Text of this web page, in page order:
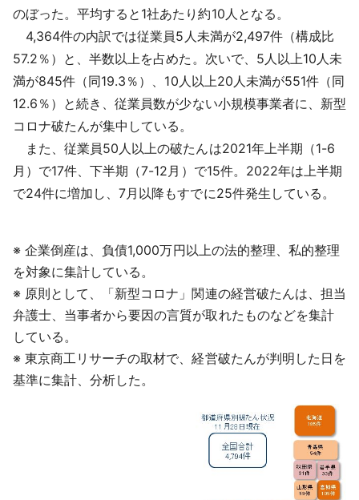
のぼった。平均すると1社あたり約10人となる。
4,364件の内訳では従業員5人未満が2,497件（構成比
57.2％）と、半数以上を占めた。次いで、5人以上10人未
満が845件（同19.3％）、10人以上20人未満が551件（同
12.6％）と続き、従業員数が少ない小規模事業者に、新型
コロナ破たんが集中している。
また、従業員50人以上の破たんは2021年上半期（1-6
月）で17件、下半期（7-12月）で15件。2022年は上半期
で24件に増加し、7月以降もすでに25件発生している。
※ 企業倒産は、負債1,000万円以上の法的整理、私的整理
を対象に集計している。
※ 原則として、「新型コロナ」関連の経営破たんは、担当
弁護士、当事者から要因の言質が取れたものなどを集計
している。
※ 東京商工リサーチの取材で、経営破たんが判明した日を
基準に集計、分析した。